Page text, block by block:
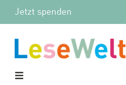
Zum
Jetzt spenden
Toggle